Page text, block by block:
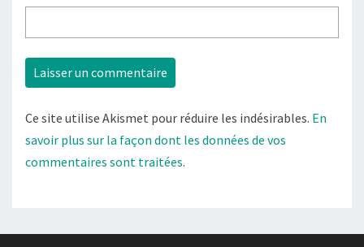
Ce site utilise Akismet pour réduire les indésirables. En
savoir plus sur la façon dont les données de vos
commentaires sont traitées.